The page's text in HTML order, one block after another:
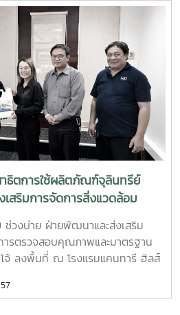
สัมพันธ์บริการของหน่วยงาน และให้
ในพื้นที่จังหวัดเชียงใหม่และ
และห้องปฏิบัติการ นำโดย รองผู้
องปฏิบัติการ นางริมฤทัย พุทธวงค์
างสาวสุปราณี แก้วเทียน นัก
ดวงเดช นักวิทยาศาสตร์ นางสาว
ที่บริการลูกค้า ภายในงาน IQS ได้
นการตรวจสอบคุณภาพและ
ำปรึกษาแก่ผู้ประกอบการเกี่ยวกับ
ะดับมาตรฐานสินค้า และการใช้
นับสนุนการเพิ่มขีดความสามารถใน
ไทย รวมถึงสร้างเครือข่ายความ
รัฐ สถาบันการศึกษา และภาคธุรกิจ
ธิตการใช้ผลิตภัณฑ์จุลินทรีย์
สริมการจัดการสิ่งแวดล้อม
วงบ่าย ฝ่ายพัฒนาและส่งเสริม
รตรวจสอบคุณภาพและมาตรฐาน
จ้ ลงพื้นที่ ณ โรงแรมแคนทารี ฮิลส์
ผลิตภัณฑ์จุลินทรีย์ MMO ตราแม่โจ้
57